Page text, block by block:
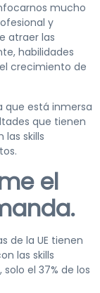
mucho
y
atraer las
habilidades
crecimiento de
que está inmersa
que tienen
skills
el
de la UE tienen
las skills
el 37% de los